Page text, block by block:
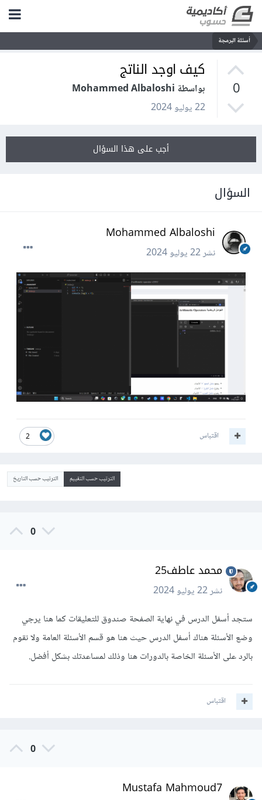
أسئلة البرمجة
0
كيف اوجد الناتج
بواسطة Mohammed Albaloshi
22 يوليو 2024
أجب على هذا السؤال
السؤال
Mohammed Albaloshi
نشر22 يوليو 2024
2 اقتباس
الترتيب حسب التقييم الترتيب حسب التاريخ
0
محمد عاطف25
نشر22 يوليو 2024
ستجد أسفل الدرس في نهاية الصفحة صندوق للتعليقات كما هنا يرجي
وضع الأسئلة هناك أسفل الدرس حيث هنا هو قسم الأسئلة العامة ولا نقوم
بالرد على الأسئلة الخاصة بالدورات هنا وذلك لمساعدتك بشكل أفضل.
اقتباس
0
Mustafa Mahmoud7